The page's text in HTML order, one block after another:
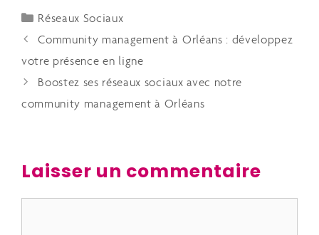
Réseaux Sociaux
Community management à Orléans : développez
votre présence en ligne
Boostez ses réseaux sociaux avec notre
community management à Orléans
Laisser un commentaire